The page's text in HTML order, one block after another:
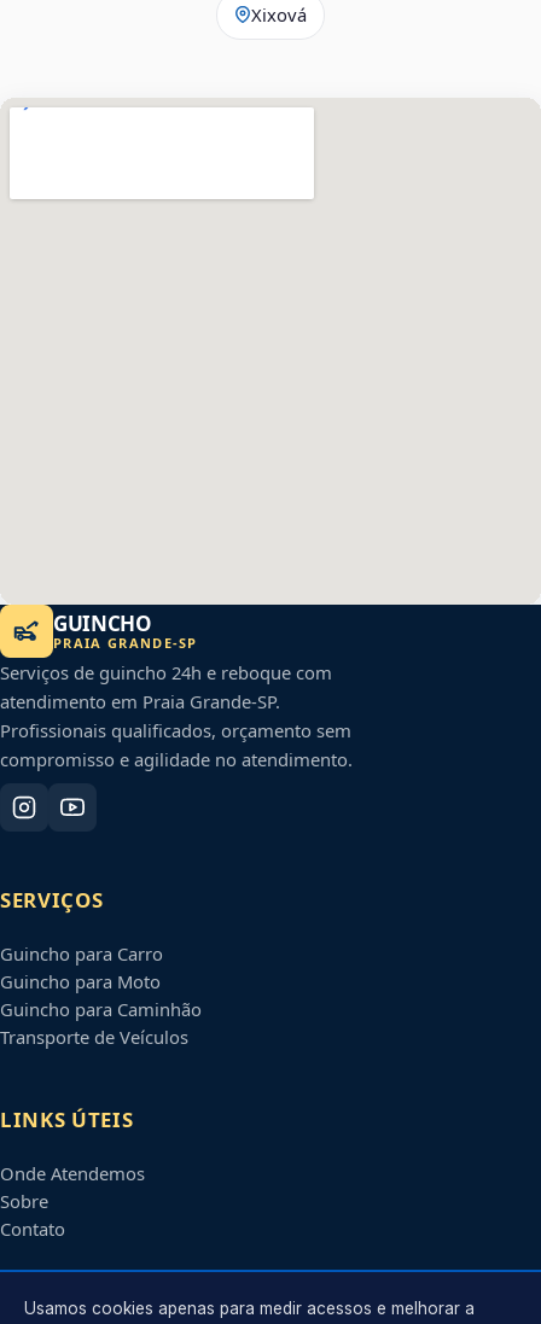
Xixová
GUINCHO
PRAIA GRANDE-SP
Serviços de guincho 24h e reboque com
atendimento em Praia Grande-SP.
Profissionais qualificados, orçamento sem
compromisso e agilidade no atendimento.
SERVIÇOS
Guincho para Carro
Guincho para Moto
Guincho para Caminhão
Transporte de Veículos
LINKS ÚTEIS
Onde Atendemos
Sobre
Contato
CONTATO
Usamos cookies apenas para medir acessos e melhorar a